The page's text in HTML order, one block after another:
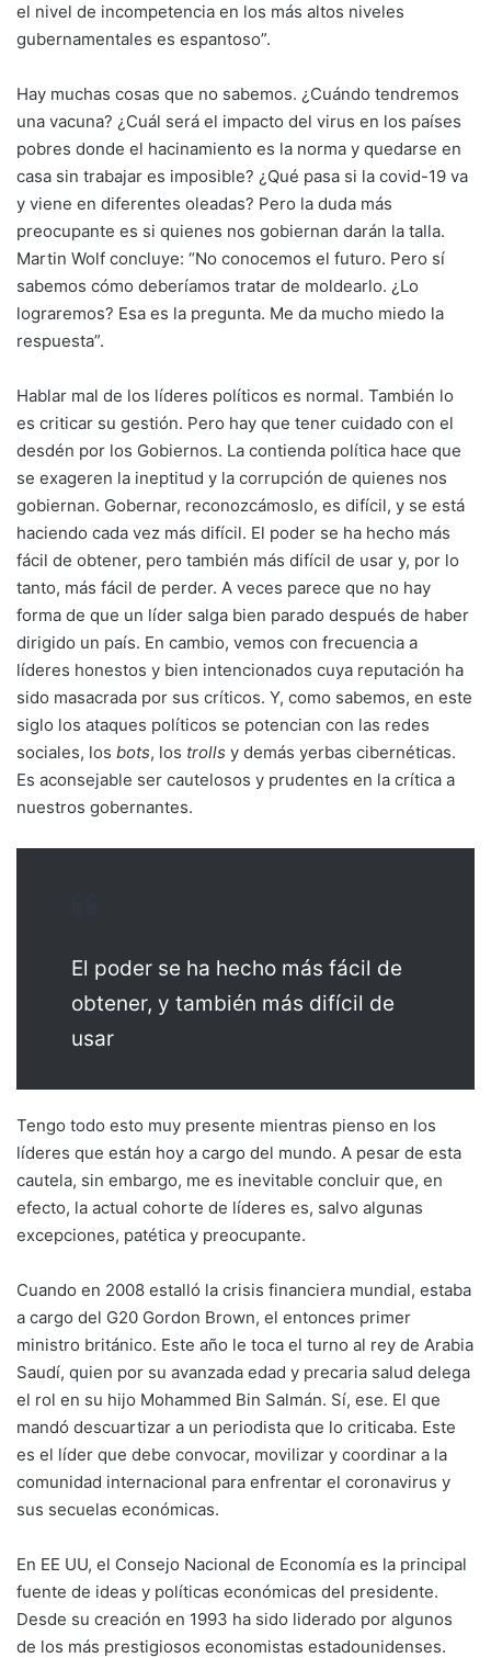
el nivel de incompetencia en los más altos niveles
gubernamentales es espantoso”.
Hay muchas cosas que no sabemos. ¿Cuándo tendremos
una vacuna? ¿Cuál será el impacto del virus en los países
pobres donde el hacinamiento es la norma y quedarse en
casa sin trabajar es imposible? ¿Qué pasa si la covid-19 va
y viene en diferentes oleadas? Pero la duda más
preocupante es si quienes nos gobiernan darán la talla.
Martin Wolf concluye: “No conocemos el futuro. Pero sí
sabemos cómo deberíamos tratar de moldearlo. ¿Lo
lograremos? Esa es la pregunta. Me da mucho miedo la
respuesta”.
Hablar mal de los líderes políticos es normal. También lo
es criticar su gestión. Pero hay que tener cuidado con el
desdén por los Gobiernos. La contienda política hace que
se exageren la ineptitud y la corrupción de quienes nos
gobiernan. Gobernar, reconozcámoslo, es difícil, y se está
haciendo cada vez más difícil. El poder se ha hecho más
fácil de obtener, pero también más difícil de usar y, por lo
tanto, más fácil de perder. A veces parece que no hay
forma de que un líder salga bien parado después de haber
dirigido un país. En cambio, vemos con frecuencia a
líderes honestos y bien intencionados cuya reputación ha
sido masacrada por sus críticos. Y, como sabemos, en este
siglo los ataques políticos se potencian con las redes
sociales, los bots, los trolls y demás yerbas cibernéticas.
Es aconsejable ser cautelosos y prudentes en la crítica a
nuestros gobernantes.
El poder se ha hecho más fácil de
obtener, y también más difícil de
usar
Tengo todo esto muy presente mientras pienso en los
líderes que están hoy a cargo del mundo. A pesar de esta
cautela, sin embargo, me es inevitable concluir que, en
efecto, la actual cohorte de líderes es, salvo algunas
excepciones, patética y preocupante.
Cuando en 2008 estalló la crisis financiera mundial, estaba
a cargo del G20 Gordon Brown, el entonces primer
ministro británico. Este año le toca el turno al rey de Arabia
Saudí, quien por su avanzada edad y precaria salud delega
el rol en su hijo Mohammed Bin Salmán. Sí, ese. El que
mandó descuartizar a un periodista que lo criticaba. Este
es el líder que debe convocar, movilizar y coordinar a la
comunidad internacional para enfrentar el coronavirus y
sus secuelas económicas.
En EE UU, el Consejo Nacional de Economía es la principal
fuente de ideas y políticas económicas del presidente.
Desde su creación en 1993 ha sido liderado por algunos
de los más prestigiosos economistas estadounidenses.